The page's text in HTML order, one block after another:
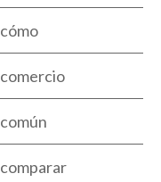
cómo
comercio
común
comparar